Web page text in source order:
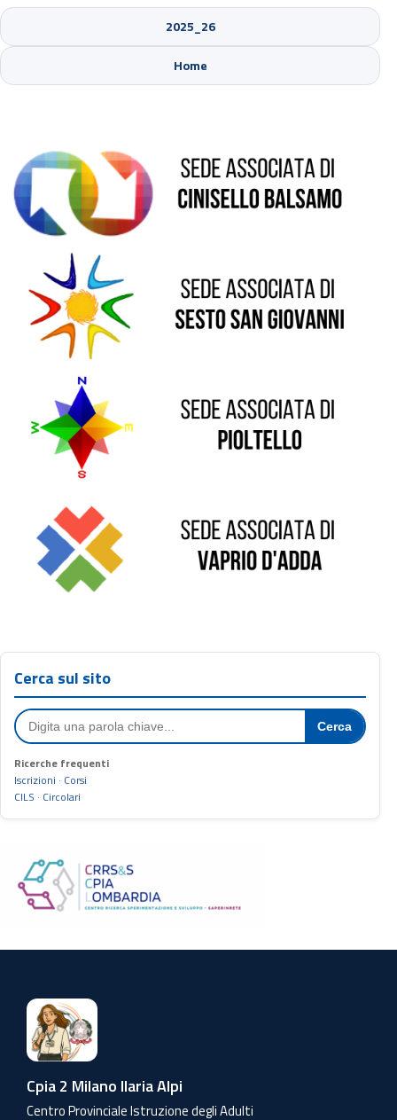
2025_26
Home
Sede di Cinisello Balsamo
Sede di Sesto San Giovanni
Sede di Pioltello
Sede di Vaprio D'Adda
Cerca sul sito
Cerca
Ricerche frequenti
Iscrizioni · Corsi
CILS · Circolari
Cpia 2 Milano Ilaria Alpi
Centro Provinciale Istruzione degli Adulti